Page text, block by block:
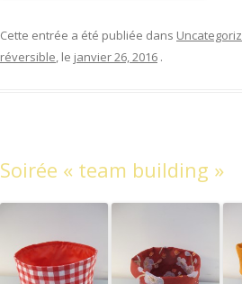
Cette entrée a été publiée dans
réversible, le janvier 26, 2016 .
Soirée « team building »